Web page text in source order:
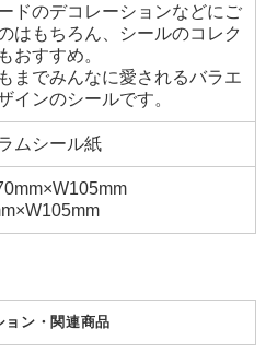
ドのデコレーションなどにご
はもちろん、シールのコレク
おすすめ。
までみんなに愛されるバラエ
インのシールです。
ムシール紙
ョン・関連商品